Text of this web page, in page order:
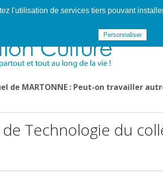
Websphère Les services De
de MARTONNE : Peut-on travailler
Technologie du
l'utilisation de services tiers pouvant
Personnaliser